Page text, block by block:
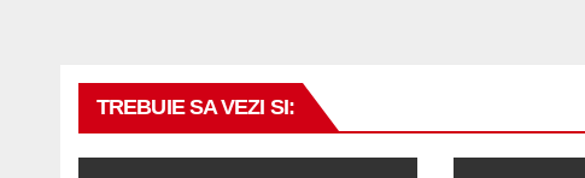
TREBUIE SA VEZI SI: